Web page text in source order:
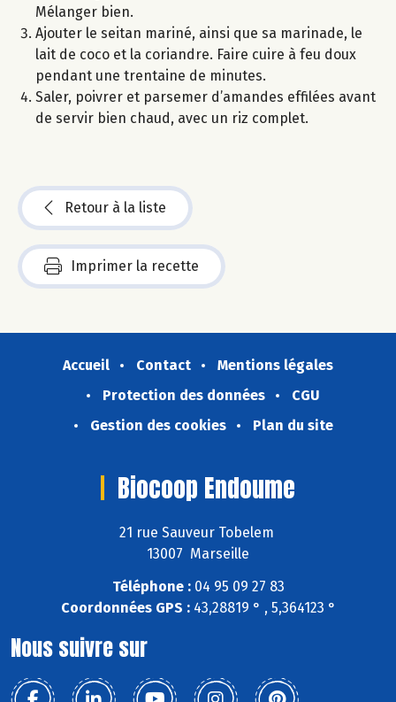
Mélanger bien.
Ajouter le seitan mariné, ainsi que sa marinade, le
lait de coco et la coriandre. Faire cuire à feu doux
pendant une trentaine de minutes.
Saler, poivrer et parsemer d’amandes effilées avant
de servir bien chaud, avec un riz complet.
Retour à la liste
Imprimer la recette
Accueil Contact
Mentions légales
Protection des données
CGU
Gestion des cookies
Plan du site
Biocoop Endoume
21 rue Sauveur Tobelem
13007 Marseille
Téléphone :04 95 09 27 83
Coordonnées GPS :43,28819 ° , 5,364123 °
Nous suivre sur